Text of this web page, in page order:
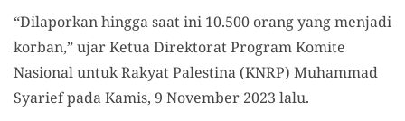
“Dilaporkan hingga saat ini 10.500 orang yang menjadi
korban,” ujar Ketua Direktorat Program Komite
Nasional untuk Rakyat Palestina (KNRP) Muhammad
Syarief pada Kamis, 9 November 2023 lalu.